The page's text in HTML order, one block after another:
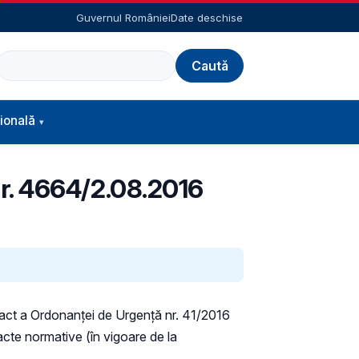
Guvernul RomânieiDate deschise
4664/2.08.2016
a Ordonanţei de Urgenţă nr. 41/2016
normative (în vigoare de la